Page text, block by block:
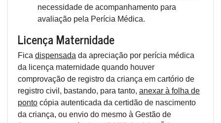
necessidade de acompanhamento para
avaliação pela Perícia Médica.
Licença Maternidade
Fica dispensada da apreciação por perícia médica
da licença maternidade quando houver
comprovação de registro da criança em cartório de
registro civil, bastando, para tanto, anexar à folha de
ponto cópia autenticada da certidão de nascimento
da criança, ou envio do mesmo à Gestão de